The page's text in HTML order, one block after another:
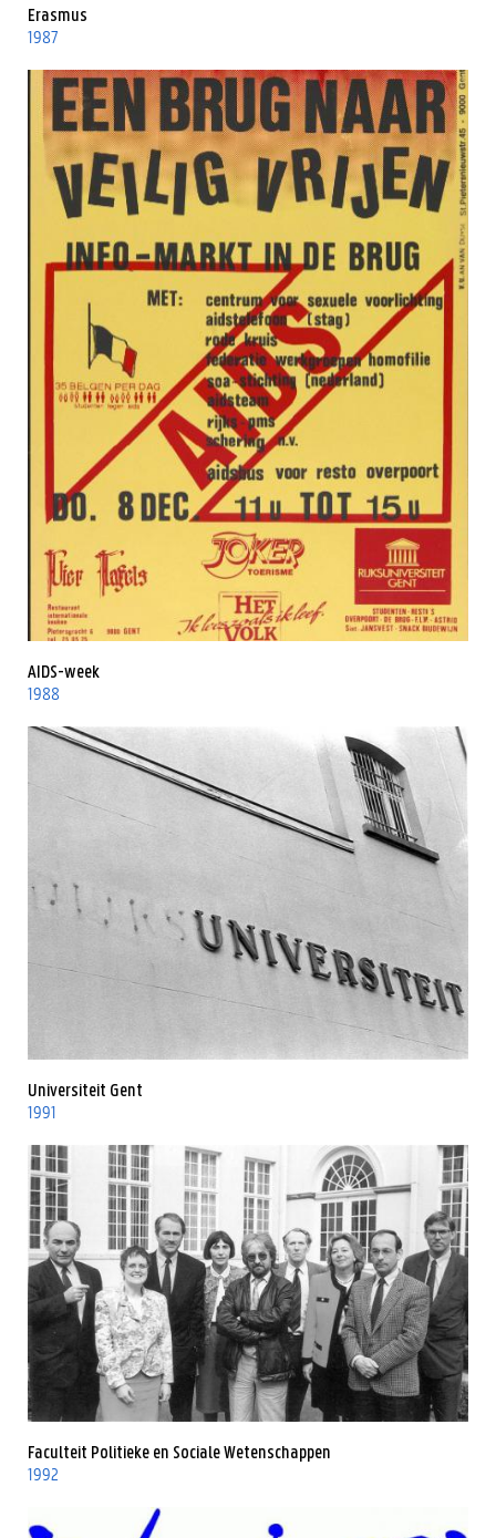
Erasmus
1987
AIDS-week
1988
Universiteit Gent
1991
Faculteit Politieke en Sociale Wetenschappen
1992